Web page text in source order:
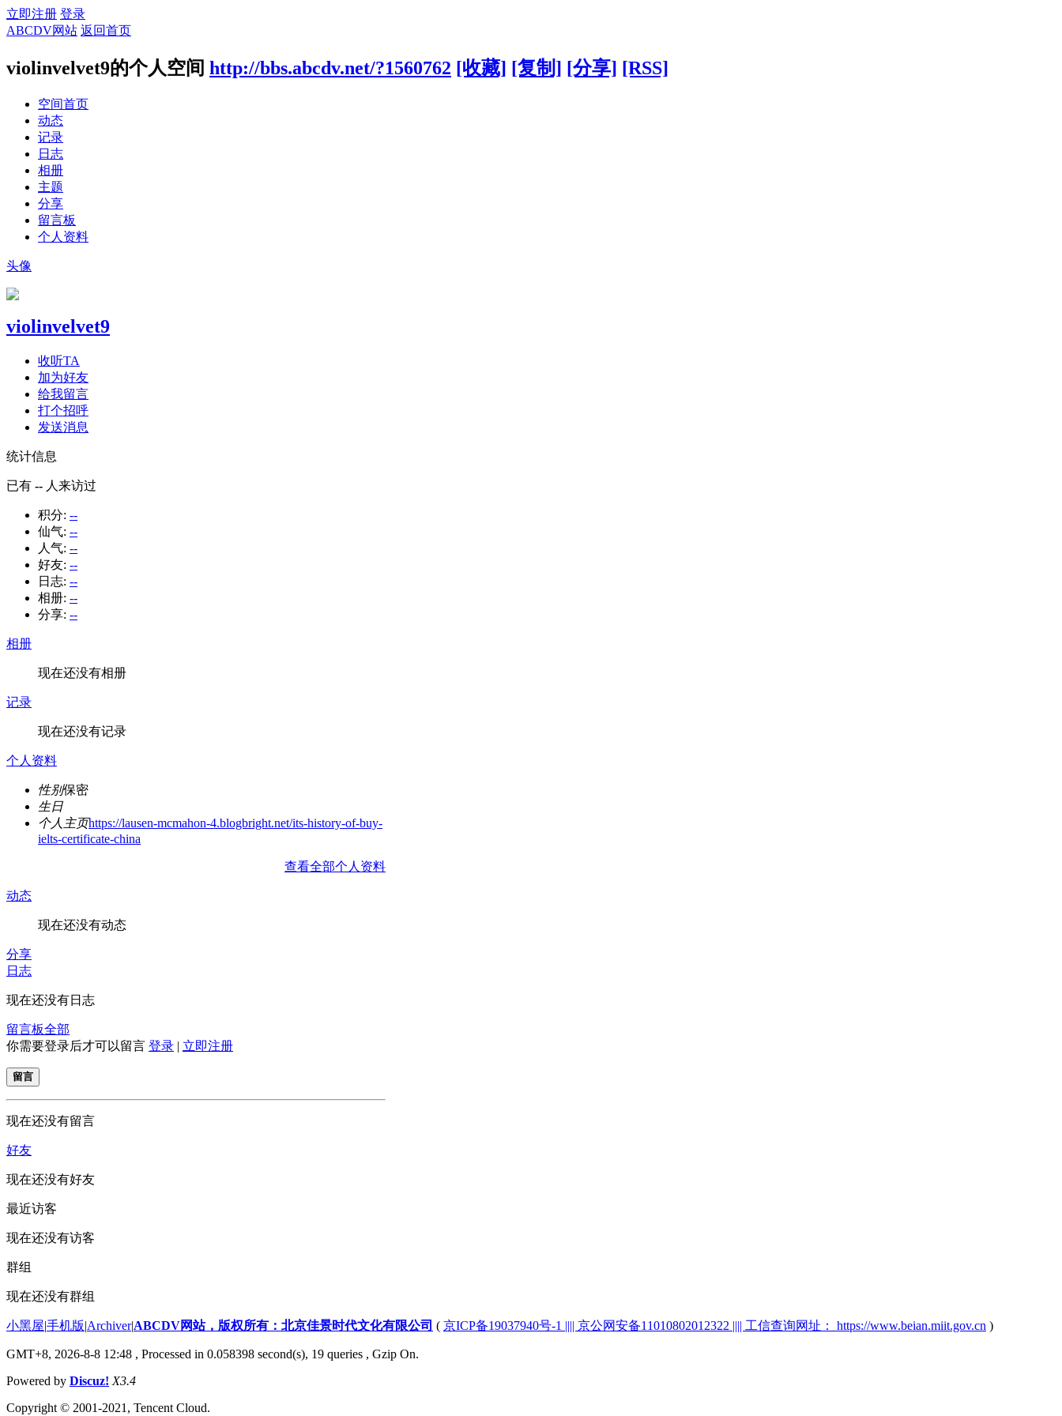
立即注册 登录
ABCDV网站 返回首页
violinvelvet9的个人空间 http://bbs.abcdv.net/?1560762 [收藏] [复制] [分享] [RSS]
空间首页
动态
记录
日志
相册
主题
分享
留言板
个人资料
头像
violinvelvet9
收听TA
加为好友
给我留言
打个招呼
发送消息
统计信息
已有 -- 人来访过
积分: --
仙气: --
人气: --
好友: --
日志: --
相册: --
分享: --
相册
现在还没有相册
记录
现在还没有记录
个人资料
性别保密
生日
个人主页https://lausen-mcmahon-4.blogbright.net/its-history-of-buy-
ielts-certificate-china
查看全部个人资料
动态
现在还没有动态
分享
日志
现在还没有日志
留言板全部
你需要登录后才可以留言 登录 | 立即注册
留言
现在还没有留言
好友
现在还没有好友
最近访客
现在还没有访客
群组
现在还没有群组
小黑屋|手机版|Archiver|ABCDV网站，版权所有：北京佳景时代文化有限公司 ( 京ICP备19037940号-1 |||| 京公网安备11010802012322 |||| 工信查询网址： https://www.beian.miit.gov.cn )
GMT+8, 2026-8-8 12:48 , Processed in 0.058398 second(s), 19 queries , Gzip On.
Powered by Discuz! X3.4
Copyright © 2001-2021, Tencent Cloud.